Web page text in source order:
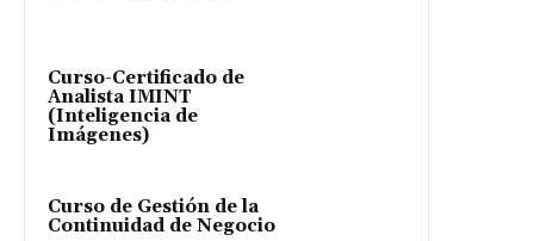
Curso-Certificado de
Analista IMINT
(Inteligencia de
Imágenes)
Curso de Gestión de la
Continuidad de Negocio